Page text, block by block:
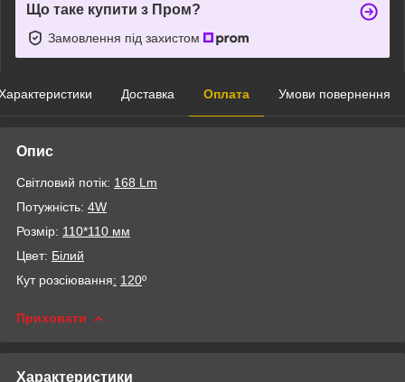
Що таке купити з Пром?
Замовлення під захистом
Доставка Оплата Умови повернення
Опис
Світловий потік: 168 Lm
Потужність: 4W
Розмір: 110*110 мм
Цвет: Білий
Кут розсіювання: 120º
Приховати
Характеристики